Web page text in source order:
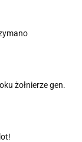
żołnierze gen.